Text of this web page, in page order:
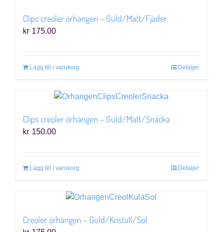
Clips creoler örhängen – Guld/Matt/Fjäder
kr 175.00
Lägg till i varukorg Detaljer
Clips creoler örhängen – Guld/Matt/Snäcka
kr 150.00
Lägg till i varukorg Detaljer
Creoler örhängen – Guld/Kristall/Sol